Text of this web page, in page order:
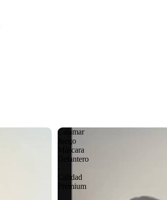
Calamar
Juego
Máscara
Delantero
Calidad
Premium